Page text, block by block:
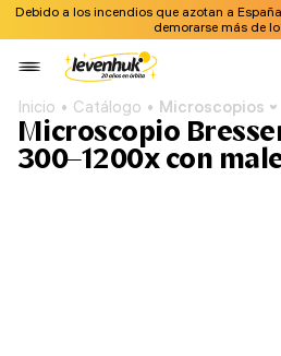
Debido a los incendios que azotan a
demorarse más de
Inicio Catálogo Microscopios
Microscopio
300–1200x con